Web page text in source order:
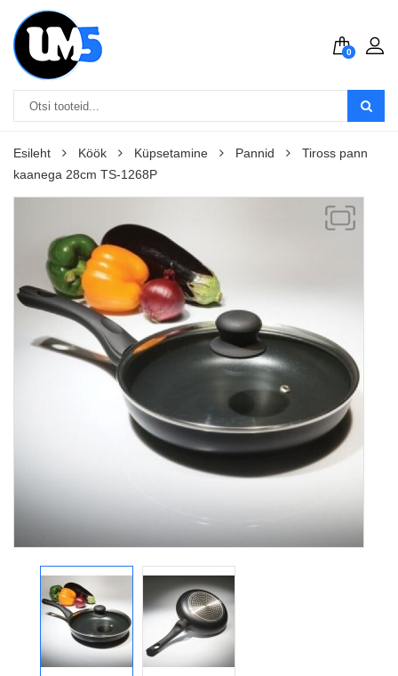
0
Esileht Köök Küpsetamine Pannid
Tiross pann
kaanega 28cm TS-1268P